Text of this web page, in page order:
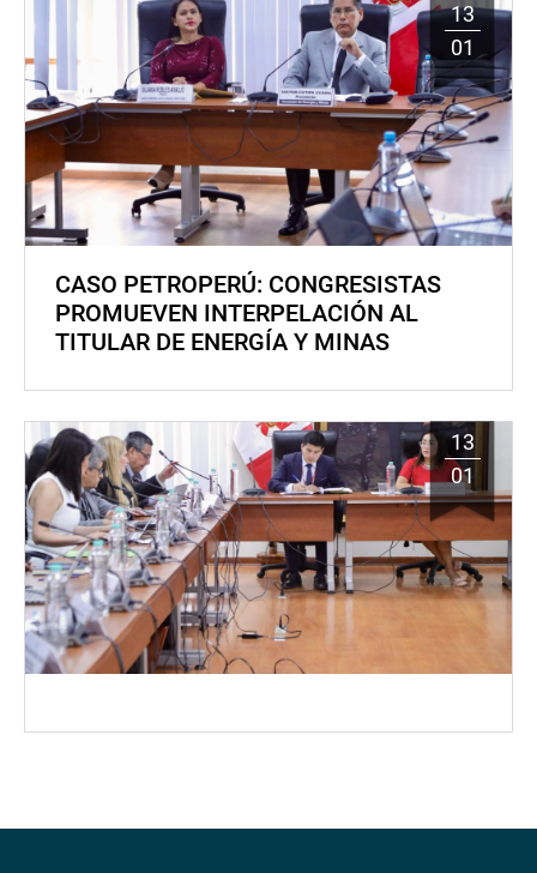
13
01
CASO PETROPERÚ: CONGRESISTAS
PROMUEVEN INTERPELACIÓN AL
TITULAR DE ENERGÍA Y MINAS
13
01